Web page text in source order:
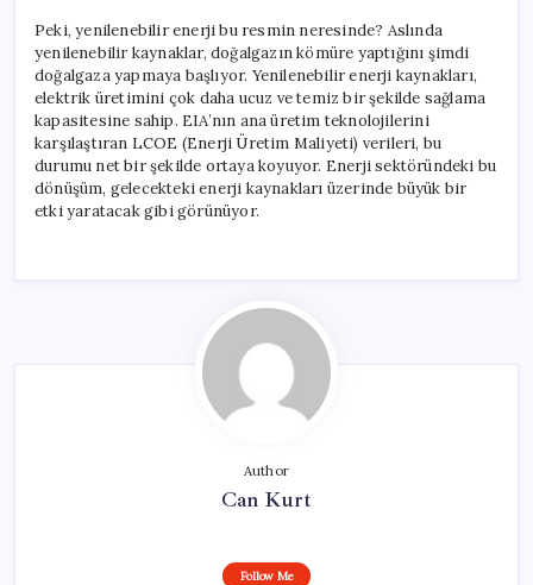
Peki, yenilenebilir enerji bu resmin neresinde? Aslında
yenilenebilir kaynaklar, doğalgazın kömüre yaptığını şimdi
doğalgaza yapmaya başlıyor. Yenilenebilir enerji kaynakları,
elektrik üretimini çok daha ucuz ve temiz bir şekilde sağlama
kapasitesine sahip. EIA’nın ana üretim teknolojilerini
karşılaştıran LCOE (Enerji Üretim Maliyeti) verileri, bu
durumu net bir şekilde ortaya koyuyor. Enerji sektöründeki bu
dönüşüm, gelecekteki enerji kaynakları üzerinde büyük bir
etki yaratacak gibi görünüyor.
Author
Can Kurt
Follow Me